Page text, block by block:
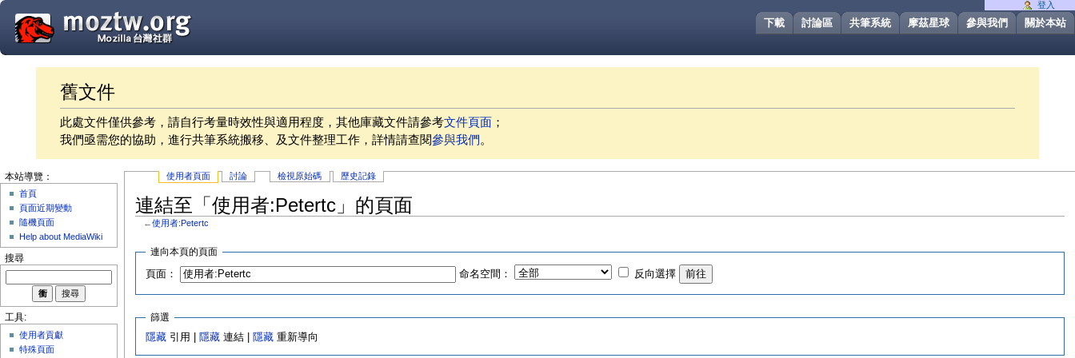
關於本站
參與我們
摩茲星球
共筆系統
討論區
下載
舊文件
此處文件僅供參考，請自行考量時效性與適用程度，其他庫藏文件請參考文件頁面 ；
我們亟需您的協助，進行共筆系統搬移、及文件整理工作，詳情請查閱參與我們。
使用者頁面 討論 檢視原始碼 歷史記錄
連結至「使用者:Petertc」的頁面
←使用者:Petertc
連向本頁的頁面
頁面： 命名空間： 反向選擇
篩選
隱藏 引用 | 隱藏 連結 | 隱藏 重新導向
登入
本站導覽：
首頁
頁面近期變動
隨機頁面
Help about MediaWiki
搜尋
工具:
使用者貢獻
特殊頁面